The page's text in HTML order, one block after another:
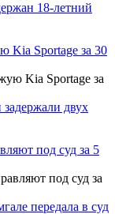
18-летний
Kia Sportage за 30
двух
под суд за 5
передала в суд